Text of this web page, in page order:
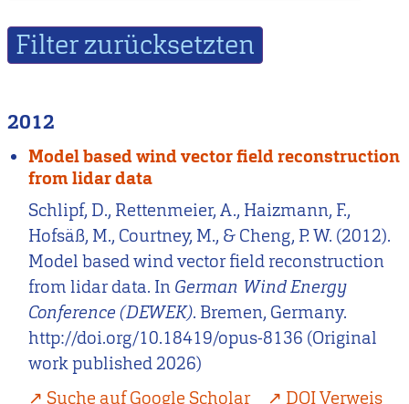
2012
Model based wind vector field reconstruction
from lidar data
Schlipf, D., Rettenmeier, A., Haizmann, F.,
Hofsäß, M., Courtney, M., & Cheng, P. W. (2012).
Model based wind vector field reconstruction
from lidar data. In German Wind Energy
Conference (DEWEK). Bremen, Germany.
http://doi.org/10.18419/opus-8136 (Original
work published 2026)
Suche auf Google Scholar
DOI Verweis